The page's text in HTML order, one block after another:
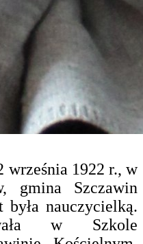
września 1922 r., w
gmina Szczawin
nauczycielką.
w Szkole